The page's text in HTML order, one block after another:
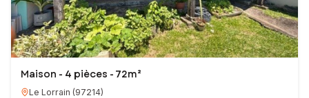
Maison - 4 pièces - 72m²
Le Lorrain (97214)